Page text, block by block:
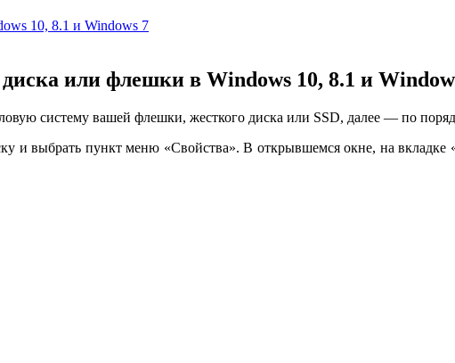
10, 8.1 и Windows 7
или флешки в Windows 10, 8.1 и
систему вашей флешки, жесткого диска или SSD, далее — по
выбрать пункт меню «Свойства». В открывшемся окне, на вкладке